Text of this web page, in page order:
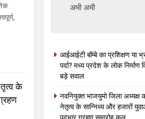
के
अभी अभी
आईआईटी बॉम्बे का प्रशिक्षण या
पर्दा? मध्य प्रदेश के लोक निर्माण
बड़े सवाल
नवनियुक्त भाजयुमो जिला अध्यक्ष
नेतृत्व के सान्निध्य और हजारों